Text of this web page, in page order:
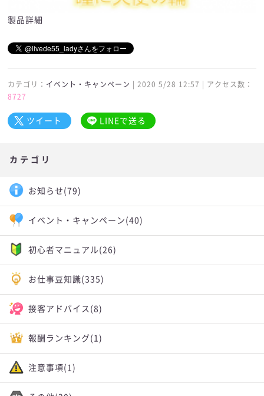
製品詳細
カテゴリ： イベント・キャンペーン
| 2020 5/28 12:57 | アクセス数：
8727
ツイート LINEで送る
カテゴリ
お知らせ (79)
イベント・キャンペーン (40)
初心者マニュアル(26)
お仕事豆知識(335)
接客アドバイス (8)
報酬ランキング (1)
注意事項 (1)